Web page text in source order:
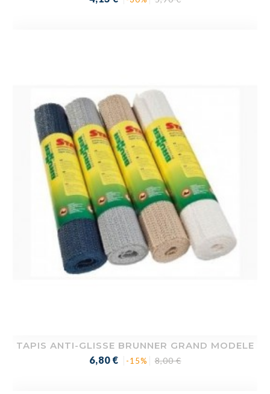
TAPIS ANTI-GLISSE BRUNNER GRAND MODELE
Prix
6,80 € -15%
Prix
8,00 €